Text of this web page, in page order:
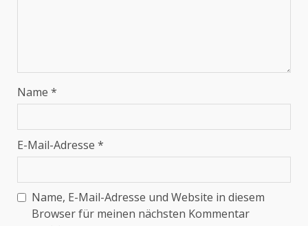
Name *
E-Mail-Adresse *
Name, E-Mail-Adresse und Website in diesem
Browser für meinen nächsten Kommentar